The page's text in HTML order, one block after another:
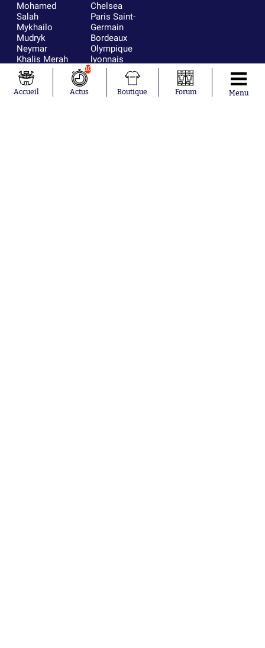
Mohamed
Salah
Mykhailo
Mudryk
Neymar
Khalis Merah
Loïs Openda
Moussa
Niakhaté
Chelsea
Paris Saint-
Germain
Bordeaux
Olympique
lyonnais
FIFA
Real Madrid
RC Strasbourg
Accueil
10
Actus Boutique Forum Menu